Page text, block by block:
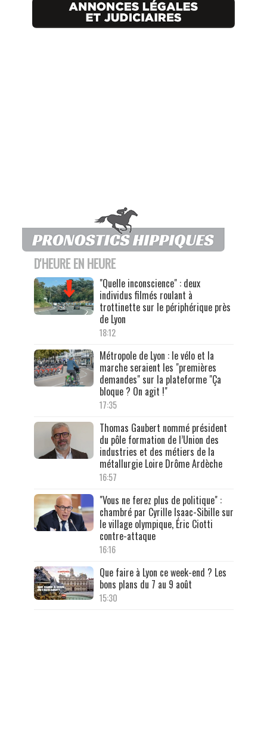
D'HEURE EN HEURE
"Quelle inconscience" : deux
individus filmés roulant à
trottinette sur le périphérique près
de Lyon
18:12
Métropole de Lyon : le vélo et la
marche seraient les "premières
demandes" sur la plateforme "Ça
bloque ? On agit !"
17:35
Thomas Gaubert nommé président
du pôle formation de l’Union des
industries et des métiers de la
métallurgie Loire Drôme Ardèche
16:57
"Vous ne ferez plus de politique" :
chambré par Cyrille Isaac-Sibille sur
le village olympique, Éric Ciotti
contre-attaque
16:16
Que faire à Lyon ce week-end ? Les
bons plans du 7 au 9 août
15:30